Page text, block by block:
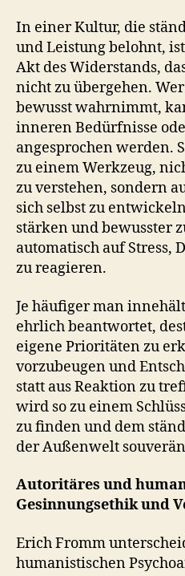
In einer Kultur, die
und Leistung belohnt,
Akt des Widerstands,
nicht zu übergehen.
bewusst wahrnimmt,
inneren Bedürfnisse
angesprochen werden.
zu einem Werkzeug,
zu verstehen, sondern
sich selbst zu
stärken und bewusster
automatisch auf Stress,
zu reagieren.
Je häufiger man
ehrlich beantwortet,
eigene Prioritäten zu
vorzubeugen und
statt aus Reaktion zu
wird so zu einem
zu finden und dem
der Außenwelt
Autoritäres und
Gesinnungsethik und
Erich Fromm
humanistischen